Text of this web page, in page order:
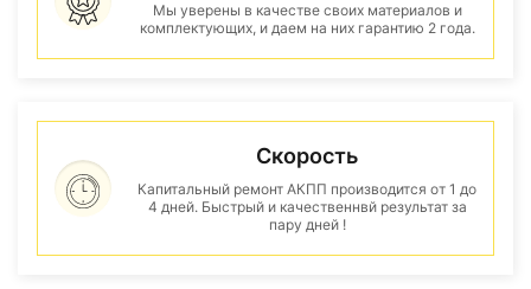
Мы уверены в качестве своих материалов и
комплектующих, и даем на них гарантию 2 года.
Скорость
Капитальный ремонт АКПП производится от 1 до
4 дней. Быстрый и качественнвй результат за
пару дней !